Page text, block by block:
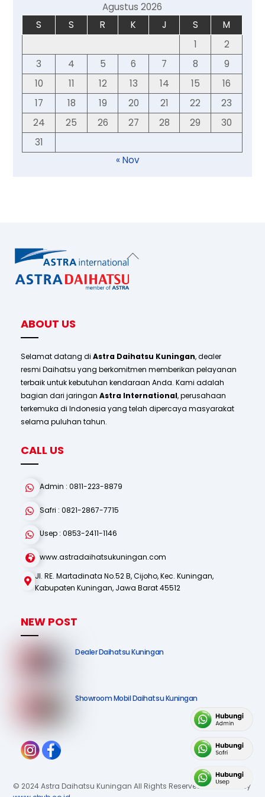
Agustus 2026
S
S R K J S
M
1
2
3
4 5 6 7 8
9
10
11 12 13 14 15
16
17
18 19 20 21 22
23
24
25 26 27 28 29
30
31
« Nov
Back
ABOUT US
Selamat datang di Astra Daihatsu Kuningan, dealer
resmi Daihatsu yang berkomitmen memberikan pelayanan
terbaik untuk kebutuhan kendaraan Anda. Kami adalah
bagian dari jaringan Astra International, perusahaan
terkemuka di Indonesia yang telah dipercaya masyarakat
selama puluhan tahun.
CALL US
Admin : 0811-223-8879
Safri : 0821-2867-7715
Usep : 0853-2411-1146
www.astradaihatsukuningan.com
Jl. RE. Martadinata No.52 B, Cijoho, Kec. Kuningan,
Kabupaten Kuningan, Jawa Barat 45512
NEW POST
Dealer Daihatsu Kuningan
Showroom Mobil Daihatsu Kuningan
© 2024 Astra Daihatsu Kuningan All Rights Reserved. Published by